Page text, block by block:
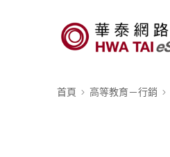
首頁 高等教育－行銷